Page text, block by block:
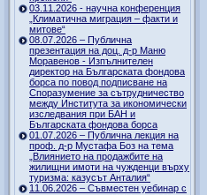
03.11.2026 - научна конференция
„Климатична миграция – факти и
митове“
08.07.2026 – Публична
презентация на доц. д-р Маню
Моравенов - Изпълнителен
директор на Българската фондова
борса по повод подписване на
Споразумение за сътрудничество
между Института за икономически
изследвания при БАН и
Българската фондова борса
01.07.2026 – Публична лекция на
проф. д-р Мустафа Боз на тема
„Влиянието на продажбите на
жилищни имоти на чужденци върху
туризма: казусът Анталия“
11.06.2026 – Съвместен уебинар с